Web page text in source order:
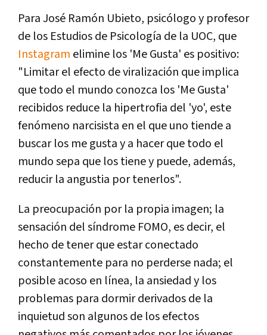
Para José Ramón Ubieto, psicólogo y profesor
de los Estudios de Psicología de la UOC, que
Instagram elimine los 'Me Gusta' es positivo:
"Limitar el efecto de viralización que implica
que todo el mundo conozca los 'Me Gusta'
recibidos reduce la hipertrofia del 'yo', este
fenómeno narcisista en el que uno tiende a
buscar los me gusta y a hacer que todo el
mundo sepa que los tiene y puede, además,
reducir la angustia por tenerlos".
La preocupación por la propia imagen; la
sensación del síndrome FOMO, es decir, el
hecho de tener que estar conectado
constantemente para no perderse nada; el
posible acoso en línea, la ansiedad y los
problemas para dormir derivados de la
inquietud son algunos de los efectos